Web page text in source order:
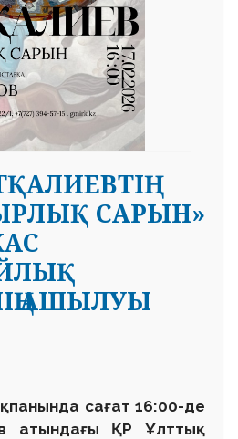
САРЫН»
АШЫЛУЫ
сағат 16:00-де
атындағы ҚР Ұлттық